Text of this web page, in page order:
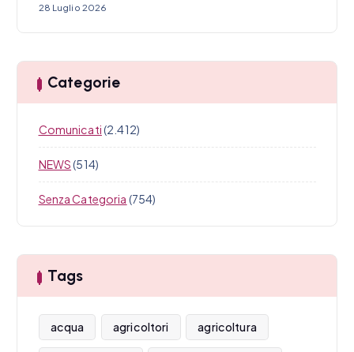
28 Luglio 2026
Categorie
Comunicati(2.412)
NEWS(514)
Senza Categoria (754)
Tags
acqua agricoltori agricoltura